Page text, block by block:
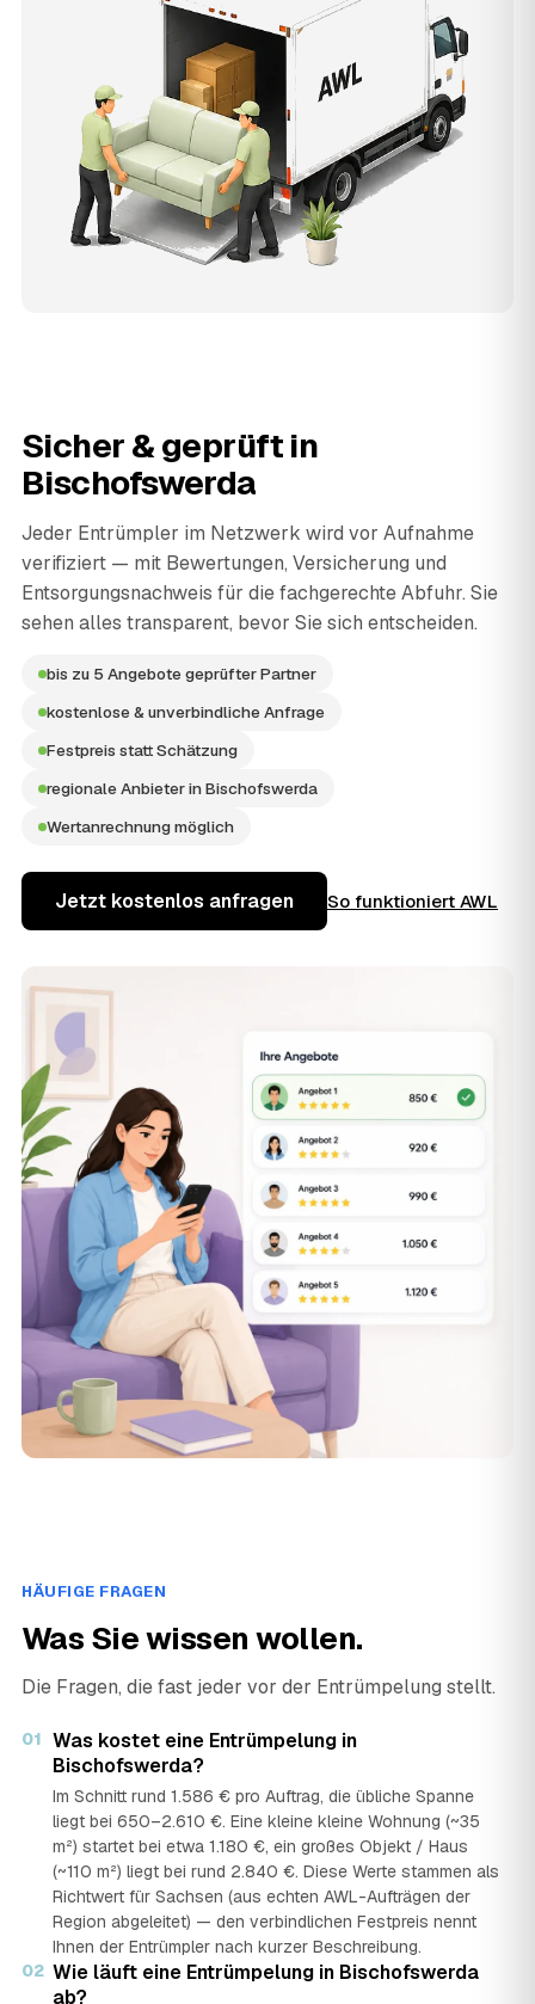
Sicher & geprüft in
Bischofswerda
Jeder Entrümpler im Netzwerk wird vor Aufnahme
verifiziert — mit Bewertungen, Versicherung und
Entsorgungsnachweis für die fachgerechte Abfuhr. Sie
sehen alles transparent, bevor Sie sich entscheiden.
bis zu 5 Angebote geprüfter Partner
kostenlose & unverbindliche Anfrage
Festpreis statt Schätzung
regionale Anbieter in Bischofswerda
Wertanrechnung möglich
Jetzt kostenlos anfragen So funktioniert AWL
HÄUFIGE FRAGEN
Was Sie wissen wollen.
Die Fragen, die fast jeder vor der Entrümpelung stellt.
01 Was kostet eine Entrümpelung in
Bischofswerda?
Im Schnitt rund 1.586 € pro Auftrag, die übliche Spanne
liegt bei 650–2.610 €. Eine kleine kleine Wohnung (~35
m²) startet bei etwa 1.180 €, ein großes Objekt / Haus
(~110 m²) liegt bei rund 2.840 €. Diese Werte stammen als
Richtwert für Sachsen (aus echten AWL-Aufträgen der
Region abgeleitet) — den verbindlichen Festpreis nennt
Ihnen der Entrümpler nach kurzer Beschreibung.
02 Wie läuft eine Entrümpelung in Bischofswerda
ab?